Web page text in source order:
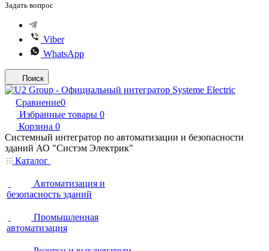
Задать вопрос
Viber
WhatsApp
Поиск
Сравнение0
Избранные товары 0
Корзина 0
Системный интегратор по автоматизации и безопасности
зданий АО "Систэм Электрик"
Каталог
Автоматизация и
безопасность зданий
Промышленная
автоматизация